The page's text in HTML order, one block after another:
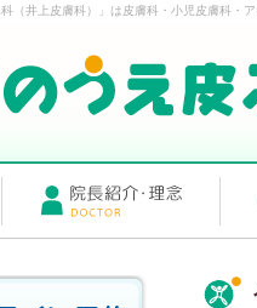
（井上皮膚科）」は皮膚科・小児皮膚科・